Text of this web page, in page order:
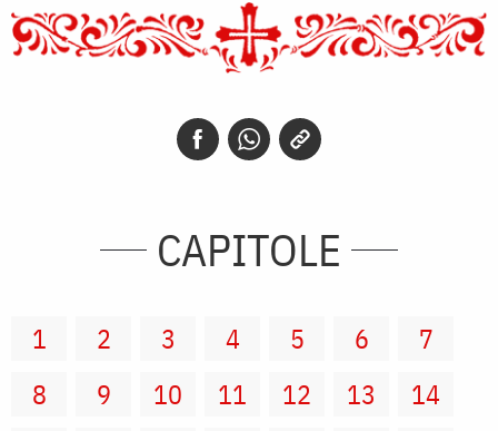
CAPITOLE
1 2 3 4 5 6
7
8
9 10 11 12 13
14